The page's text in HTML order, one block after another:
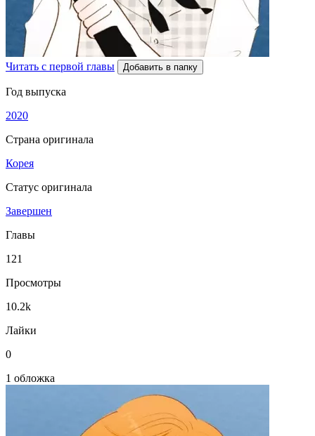
Читать с первой главы Добавить в папку
Год выпуска
2020
Страна оригинала
Корея
Статус оригинала
Завершен
Главы
121
Просмотры
10.2k
Лайки
0
1 обложка